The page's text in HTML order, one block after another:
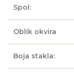
Spol:
Oblik okvira
Boja stakla: